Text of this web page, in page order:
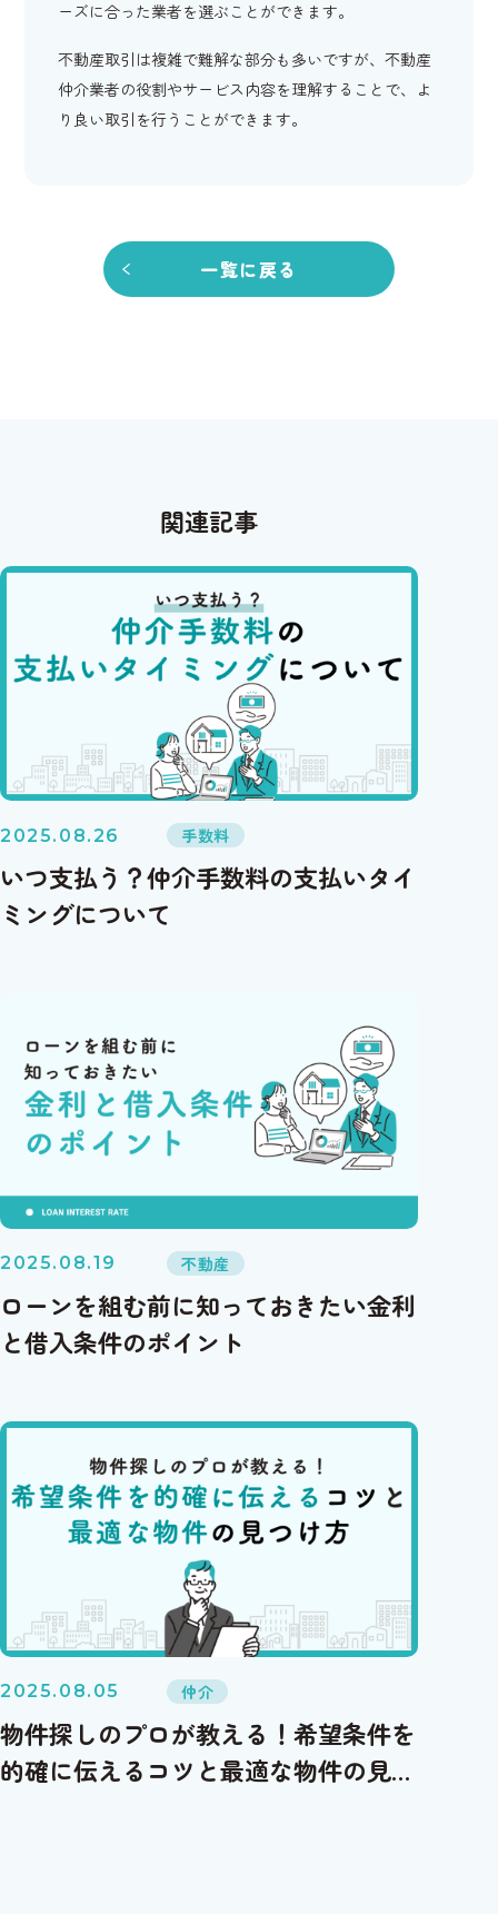
ーズに合った業者を選ぶことができます。
不動産取引は複雑で難解な部分も多いですが、不動産
仲介業者の役割やサービス内容を理解することで、よ
り良い取引を行うことができます。
一覧に戻る
関連記事
2025.08.26 手数料
いつ支払う？仲介手数料の支払いタイ
ミングについて
2025.08.19 不動産
ローンを組む前に知っておきたい金利
と借入条件のポイント
2025.08.05 仲介
物件探しのプロが教える！希望条件を
的確に伝えるコツと最適な物件の見つ